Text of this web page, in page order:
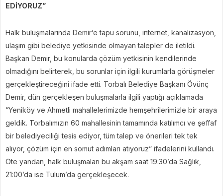
EDİYORUZ”
Halk buluşmalarında Demir’e tapu sorunu, internet, kanalizasyon,
ulaşım gibi belediye yetkisinde olmayan talepler de iletildi.
Başkan Demir, bu konularda çözüm yetkisinin kendilerinde
olmadığını belirterek, bu sorunlar için ilgili kurumlarla görüşmeler
gerçekleştireceğini ifade etti. Torbalı Belediye Başkanı Övünç
Demir, dün gerçekleşen buluşmalarla ilgili yaptığı açıklamada
“Yeniköy ve Ahmetli mahallelerimizde hemşehrilerimizle bir araya
geldik. Torbalımızın 60 mahallesinin tamamında katılımcı ve şeffaf
bir belediyeciliği tesis ediyor, tüm talep ve önerileri tek tek
alıyor, çözüm için en somut adımları atıyoruz” ifadelerini kullandı.
Öte yandan, halk buluşmaları bu akşam saat 19:30’da Sağlık,
21:00’da ise Tulum’da gerçekleşecek.